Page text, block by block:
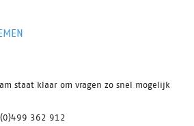
staat klaar om vragen zo snel mogelijk
362 912